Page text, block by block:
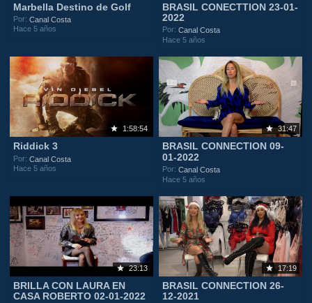
Marbella Destino de Golf
Por:Canal Costa
Hace 5 años
BRASIL CONECTTION 23-01-
2022
Por:Canal Costa
Hace 5 años
1:58:54
Riddick 3
Por:Canal Costa
Hace 5 años
31:47
BRASIL CONNECTION 09-
01-2022
Por:Canal Costa
Hace 5 años
23:13
BRILLA CON LAURA EN
CASA ROBERTO 02-01-2022
17:19
BRASIL CONNECTION 26-
12-2021